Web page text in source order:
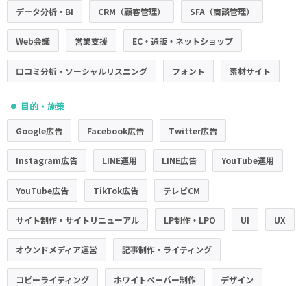
データ分析・BI CRM（顧客管理） SFA（商談管理）
Web会議 営業支援 EC・通販・ネットショップ
口コミ分析・ソーシャルリスニング フォント 素材サイト
● 目的・施策
Google広告 Facebook広告 Twitter広告
Instagram広告 LINE運用 LINE広告 YouTube運用
YouTube広告 TikTok広告 テレビCM
サイト制作・サイトリニューアル LP制作・LPO UI UX
オウンドメディア運営 記事制作・ライティング
コピーライティング ホワイトペーパー制作 デザイン